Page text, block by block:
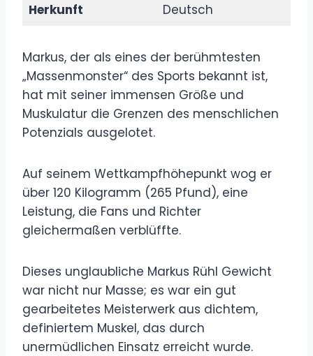
Herkunft
Deutsch
Markus, der als eines der berühmtesten
„Massenmonster“ des Sports bekannt ist,
hat mit seiner immensen Größe und
Muskulatur die Grenzen des menschlichen
Potenzials ausgelotet.
Auf seinem Wettkampfhöhepunkt wog er
über 120 Kilogramm (265 Pfund), eine
Leistung, die Fans und Richter
gleichermaßen verblüffte.
Dieses unglaubliche Markus Rühl Gewicht
war nicht nur Masse; es war ein gut
gearbeitetes Meisterwerk aus dichtem,
definiertem Muskel, das durch
unermüdlichen Einsatz erreicht wurde.